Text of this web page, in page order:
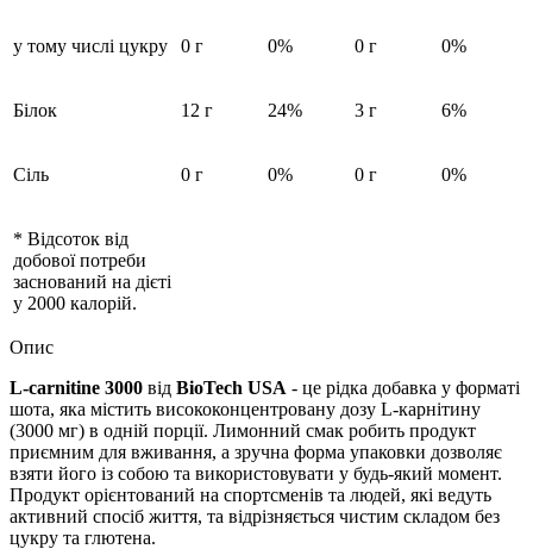
у тому числі цукру 0 г 0% 0 г 0%
Білок 12 г 24% 3 г 6%
Сіль 0 г 0% 0 г 0%
* Відсоток від
добової потреби
заснований на дієті
у 2000 калорій.
Опис
L-carnitine 3000 від BioTech USA - це рідка добавка у форматі
шота, яка містить висококонцентровану дозу L-карнітину
(3000 мг) в одній порції. Лимонний смак робить продукт
приємним для вживання, а зручна форма упаковки дозволяє
взяти його із собою та використовувати у будь-який момент.
Продукт орієнтований на спортсменів та людей, які ведуть
активний спосіб життя, та відрізняється чистим складом без
цукру та глютена.